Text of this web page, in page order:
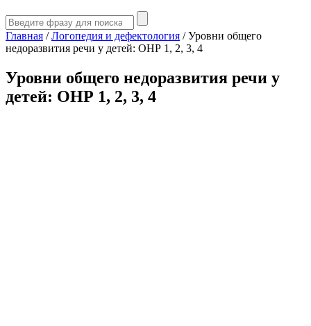
Главная / Логопедия и дефектология / Уровни общего
недоразвития речи у детей: ОНР 1, 2, 3, 4
Уровни общего недоразвития речи у
детей: ОНР 1, 2, 3, 4